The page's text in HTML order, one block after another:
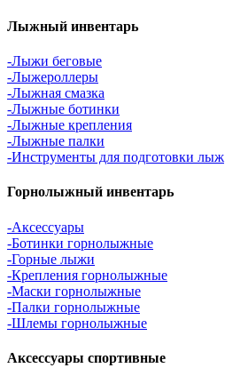
Лыжный инвентарь
-Лыжи беговые
-Лыжероллеры
-Лыжная смазка
-Лыжные ботинки
-Лыжные крепления
-Лыжные палки
-Инструменты для подготовки лыж
Горнолыжный инвентарь
-Аксессуары
-Ботинки горнолыжные
-Горные лыжи
-Крепления горнолыжные
-Маски горнолыжные
-Палки горнолыжные
-Шлемы горнолыжные
Аксессуары спортивные